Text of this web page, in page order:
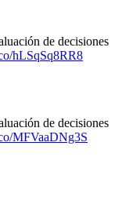
de decisiones
hLSqSq8RR8
de decisiones
MFVaaDNg3S